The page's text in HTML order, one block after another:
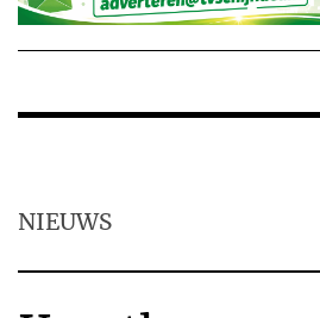
NIEUWS